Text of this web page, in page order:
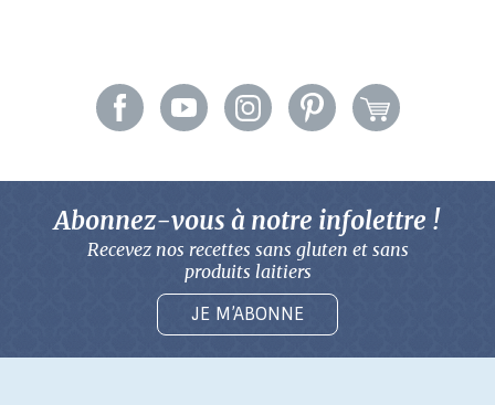
Abonnez-vous à notre infolettre !
Recevez nos recettes sans gluten et sans
produits laitiers
JE M’ABONNE